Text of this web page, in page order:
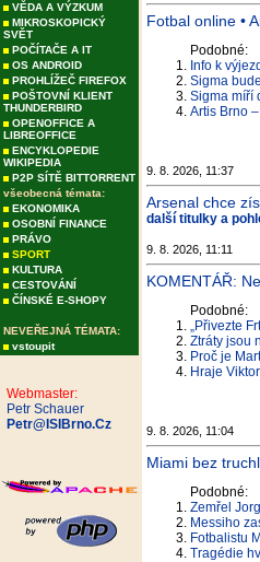
VĚDA A VÝZKUM
MIKROSKOPICKÝ
SVĚT
POČÍTAČE A IT
OS ANDROID
PROHLÍŽEČ FIREFOX
POŠTOVNÍ KLIENT
THUNDERBIRD
OPENOFFICE A
LIBREOFFICE
ENCYKLOPEDIE
WIKIPEDIA
P2P SÍTĚ BITTORRENT
všeobecná témata:
EKONOMIKA
OSOBNÍ FINANCE
PRÁVO
SPORT
KULTURA
CESTOVÁNÍ
ČÍNSKÉ E-SHOPY
NEVEŘEJNÁ TÉMATA:
vstoupit
Webmaster:
Petr Schauer
Petr@ISIBrno.Cz
Fotbal online •
Podobné:
Info k
Sigma
Sigma míří
Artis Brno
9. 8. 2026, 11:37
Arsenal chce
další titulky a
9. 8. 2026, 11:11
KOMENTÁŘ:
Podobné:
„Přivezte
Ztráty jsou
Proč je
Hraje
9. 8. 2026, 11:04
Miami bez
Podobné:
Zemřel
Messiho
Fotbalistu
Tragédie